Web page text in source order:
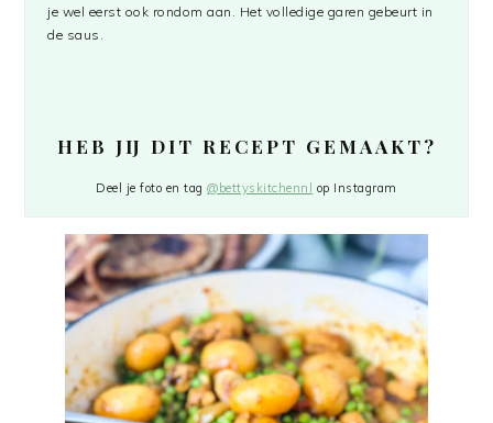
je wel eerst ook rondom aan. Het volledige garen gebeurt in
de saus.
HEB JIJ DIT RECEPT GEMAAKT?
Deel je foto en tag@bettyskitchennl op Instagram